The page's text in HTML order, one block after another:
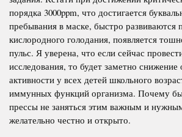
порядка 3000ppm, что достигается
пребывания в маске, быстро развиваются
кислородного голодания, появляется
пульс. Я уверена, что если сейчас
исследования, то будет заметно снижение
активности у всех детей школьного
иммунных функций организма. Почему бы
прессы не заняться этим важным и
желательно честно и открыто.